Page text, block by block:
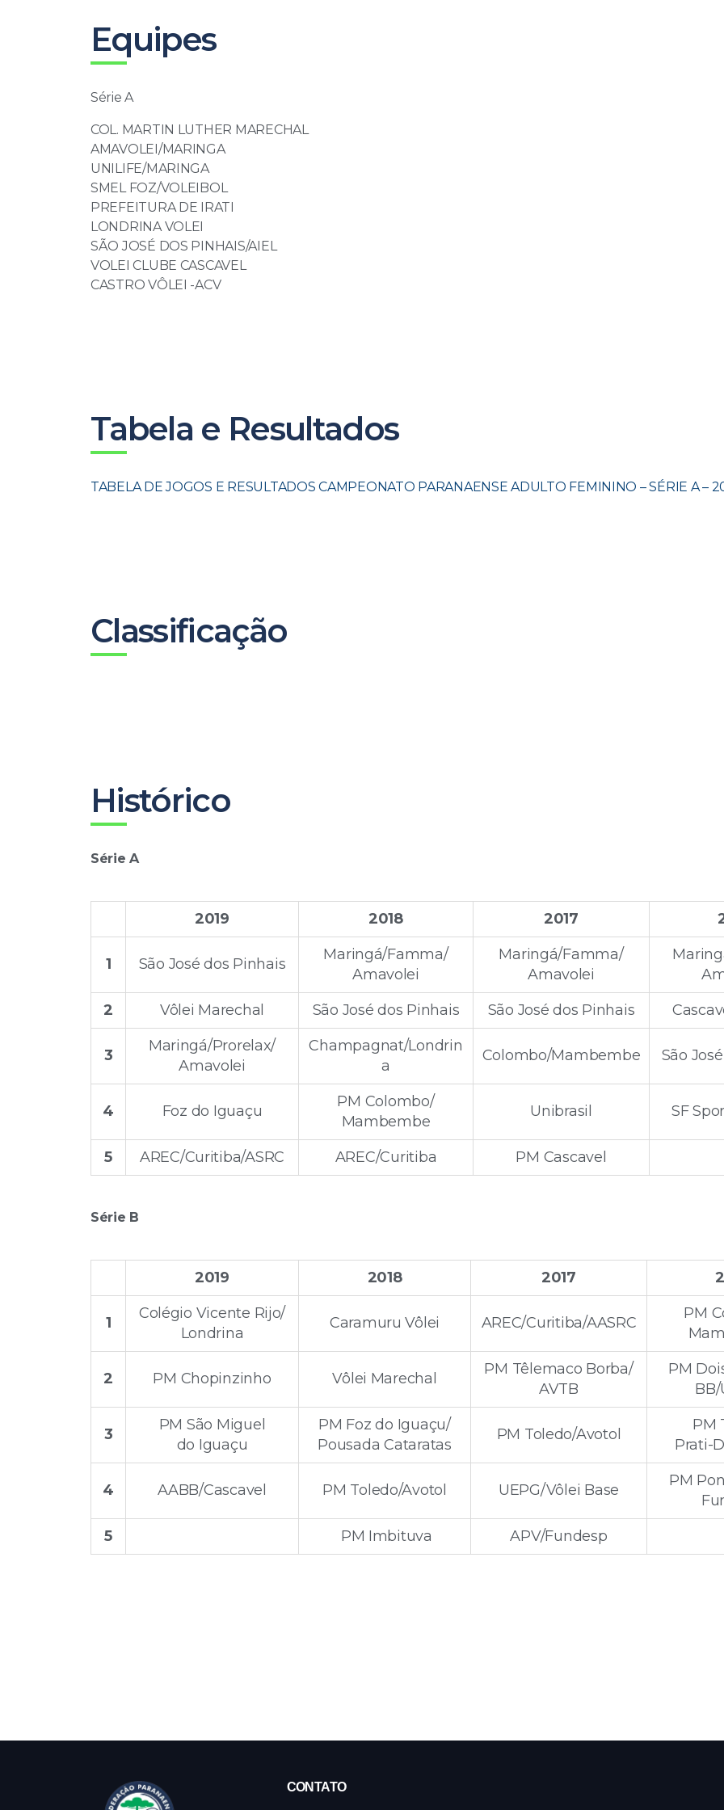
Equipes
Série A
COL. MARTIN LUTHER MARECHAL
AMAVOLEI/MARINGA
UNILIFE/MARINGA
SMEL FOZ/VOLEIBOL
PREFEITURA DE IRATI
LONDRINA VOLEI
SÃO JOSÉ DOS PINHAIS/AIEL
VOLEI CLUBE CASCAVEL
CASTRO VÔLEI -ACV
Tabela e Resultados
TABELA DE JOGOS E RESULTADOS CAMPEONATO PARANAENSE ADULTO FEMININO – SÉRIE A –
Classificação
Histórico
Série A
2019 2018 2017
1 São José dos Pinhais
Maringá/Famma/
Amavolei
Maringá/Famma/
Amavolei
2
Vôlei Marechal São José dos Pinhais São José dos Pinhais
3
Maringá/Prorelax/
Amavolei
Champagnat/Londrin
a
Colombo/Mambembe São
4 Foz do Iguaçu
PM Colombo/
Mambembe
Unibrasil SF
5 AREC/Curitiba/ASRC AREC/Curitiba PM Cascavel
Série B
2019 2018 2017
1
Colégio Vicente Rijo/
Londrina
Caramuru Vôlei AREC/Curitiba/AASRC
PM
2 PM Chopinzinho Vôlei Marechal
PM Têlemaco Borba/
AVTB
PM
3
PM São Miguel
do Iguaçu
PM Foz do Iguaçu/
Pousada Cataratas
PM Toledo/Avotol
PM
Prati-
4 AABB/Cascavel PM Toledo/Avotol UEPG/Vôlei Base
PM
5
PM Imbituva APV/Fundesp
CONTATO